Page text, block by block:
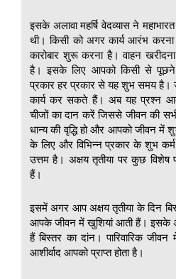
इसके अलावा महर्षि वेदव्यास ने
थी। किसी को अगर कार्य आरंभ
कारोबार शुरू करना है। वाहन खरीदना
है। इसके लिए आपको किसी से
प्रकार हर प्रकार से यह शुभ समय
कार्य कर सकते हैं। अब यह प्रश्न
चीजों का दान करें जिससे जीवन की
धान्य की वृद्धि हो और आपको जीवन में
के लिए और विभिन्न प्रकार के शुभ
उत्तम है। अक्षय तृतीया पर कुछ
हैं।
इसमें अगर आप अक्षय तृतीया के दिन
आपके जीवन में खुशियां आती हैं। इसके
हैं बिस्तर का दांन। पारिवारिक
आशीर्वाद आपको प्राप्त होता है।